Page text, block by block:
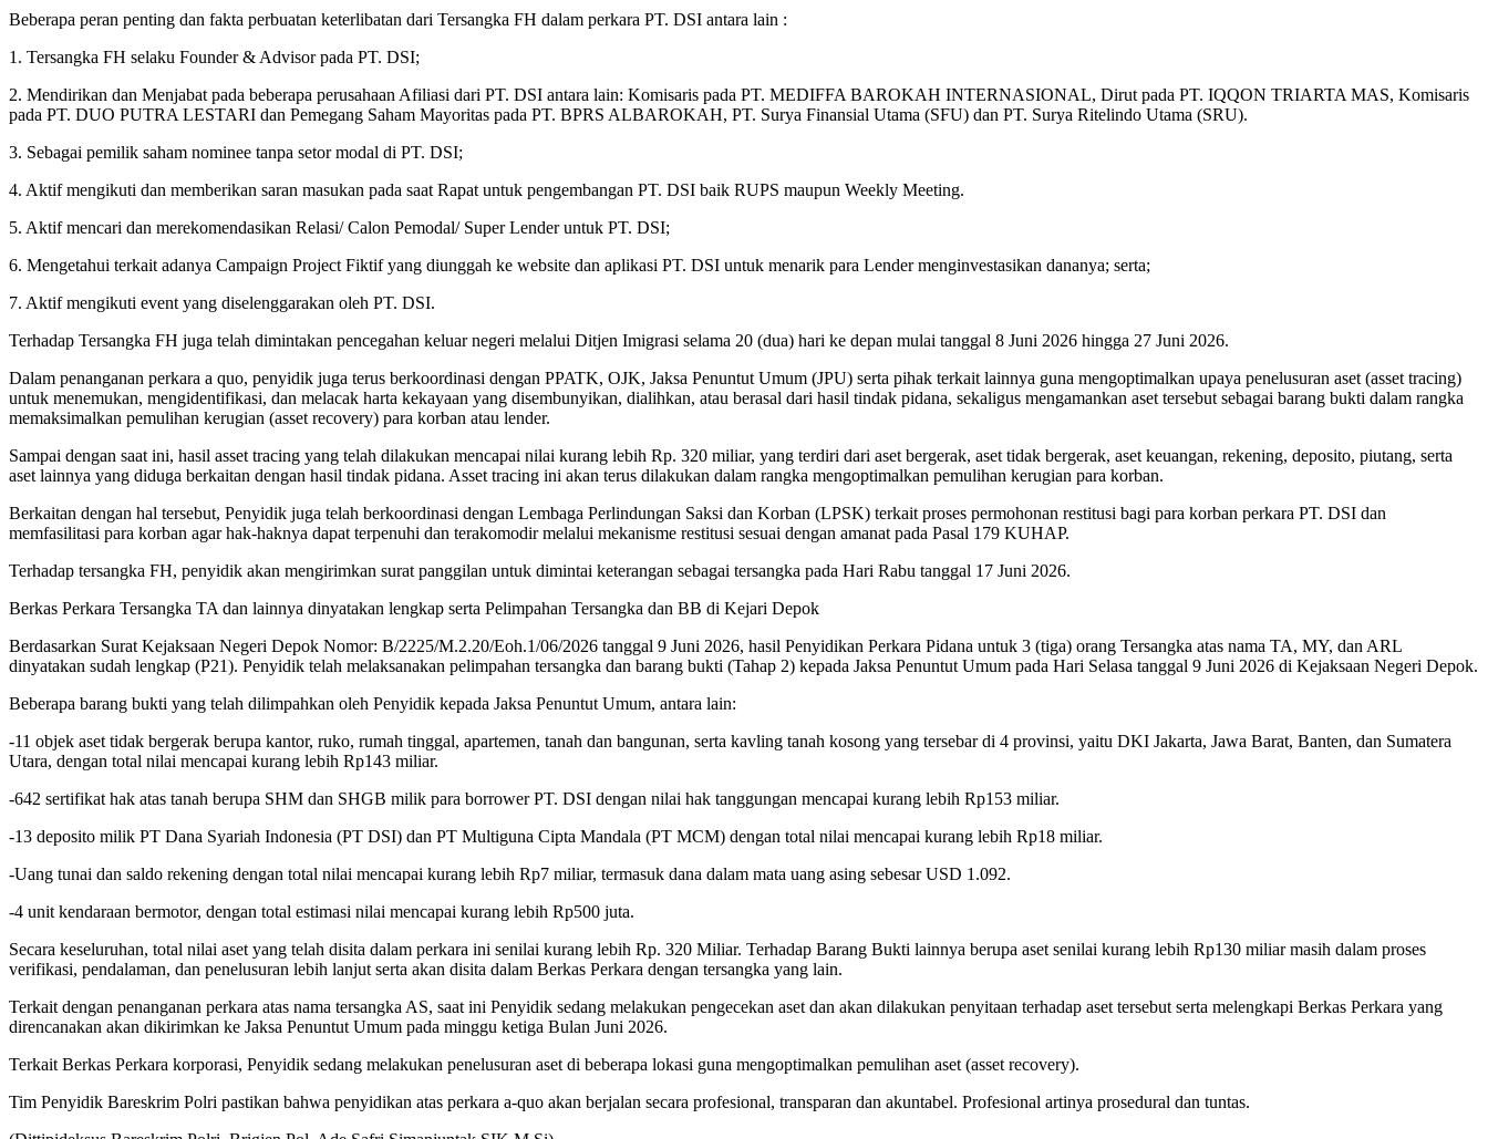
Beberapa peran penting dan fakta perbuatan keterlibatan dari Tersangka FH dalam perkara PT. DSI antara lain :
1. Tersangka FH selaku Founder & Advisor pada PT. DSI;
2. Mendirikan dan Menjabat pada beberapa perusahaan Afiliasi dari PT. DSI antara lain: Komisaris pada PT. MEDIFFA BAROKAH INTERNASIONAL, Dirut pada PT. IQQON TRIARTA MAS, Komisaris
pada PT. DUO PUTRA LESTARI dan Pemegang Saham Mayoritas pada PT. BPRS ALBAROKAH, PT. Surya Finansial Utama (SFU) dan PT. Surya Ritelindo Utama (SRU).
3. Sebagai pemilik saham nominee tanpa setor modal di PT. DSI;
4. Aktif mengikuti dan memberikan saran masukan pada saat Rapat untuk pengembangan PT. DSI baik RUPS maupun Weekly Meeting.
5. Aktif mencari dan merekomendasikan Relasi/ Calon Pemodal/ Super Lender untuk PT. DSI;
6. Mengetahui terkait adanya Campaign Project Fiktif yang diunggah ke website dan aplikasi PT. DSI untuk menarik para Lender menginvestasikan dananya; serta;
7. Aktif mengikuti event yang diselenggarakan oleh PT. DSI.
Terhadap Tersangka FH juga telah dimintakan pencegahan keluar negeri melalui Ditjen Imigrasi selama 20 (dua) hari ke depan mulai tanggal 8 Juni 2026 hingga 27 Juni 2026.
Dalam penanganan perkara a quo, penyidik juga terus berkoordinasi dengan PPATK, OJK, Jaksa Penuntut Umum (JPU) serta pihak terkait lainnya guna mengoptimalkan upaya penelusuran aset (asset tracing)
untuk menemukan, mengidentifikasi, dan melacak harta kekayaan yang disembunyikan, dialihkan, atau berasal dari hasil tindak pidana, sekaligus mengamankan aset tersebut sebagai barang bukti dalam rangka
memaksimalkan pemulihan kerugian (asset recovery) para korban atau lender.
Sampai dengan saat ini, hasil asset tracing yang telah dilakukan mencapai nilai kurang lebih Rp. 320 miliar, yang terdiri dari aset bergerak, aset tidak bergerak, aset keuangan, rekening, deposito, piutang, serta
aset lainnya yang diduga berkaitan dengan hasil tindak pidana. Asset tracing ini akan terus dilakukan dalam rangka mengoptimalkan pemulihan kerugian para korban.
Berkaitan dengan hal tersebut, Penyidik juga telah berkoordinasi dengan Lembaga Perlindungan Saksi dan Korban (LPSK) terkait proses permohonan restitusi bagi para korban perkara PT. DSI dan
memfasilitasi para korban agar hak-haknya dapat terpenuhi dan terakomodir melalui mekanisme restitusi sesuai dengan amanat pada Pasal 179 KUHAP.
Terhadap tersangka FH, penyidik akan mengirimkan surat panggilan untuk dimintai keterangan sebagai tersangka pada Hari Rabu tanggal 17 Juni 2026.
Berkas Perkara Tersangka TA dan lainnya dinyatakan lengkap serta Pelimpahan Tersangka dan BB di Kejari Depok
Berdasarkan Surat Kejaksaan Negeri Depok Nomor: B/2225/M.2.20/Eoh.1/06/2026 tanggal 9 Juni 2026, hasil Penyidikan Perkara Pidana untuk 3 (tiga) orang Tersangka atas nama TA, MY, dan ARL
dinyatakan sudah lengkap (P21). Penyidik telah melaksanakan pelimpahan tersangka dan barang bukti (Tahap 2) kepada Jaksa Penuntut Umum pada Hari Selasa tanggal 9 Juni 2026 di Kejaksaan Negeri Depok.
Beberapa barang bukti yang telah dilimpahkan oleh Penyidik kepada Jaksa Penuntut Umum, antara lain:
-11 objek aset tidak bergerak berupa kantor, ruko, rumah tinggal, apartemen, tanah dan bangunan, serta kavling tanah kosong yang tersebar di 4 provinsi, yaitu DKI Jakarta, Jawa Barat, Banten, dan Sumatera
Utara, dengan total nilai mencapai kurang lebih Rp143 miliar.
-642 sertifikat hak atas tanah berupa SHM dan SHGB milik para borrower PT. DSI dengan nilai hak tanggungan mencapai kurang lebih Rp153 miliar.
-13 deposito milik PT Dana Syariah Indonesia (PT DSI) dan PT Multiguna Cipta Mandala (PT MCM) dengan total nilai mencapai kurang lebih Rp18 miliar.
-Uang tunai dan saldo rekening dengan total nilai mencapai kurang lebih Rp7 miliar, termasuk dana dalam mata uang asing sebesar USD 1.092.
-4 unit kendaraan bermotor, dengan total estimasi nilai mencapai kurang lebih Rp500 juta.
Secara keseluruhan, total nilai aset yang telah disita dalam perkara ini senilai kurang lebih Rp. 320 Miliar. Terhadap Barang Bukti lainnya berupa aset senilai kurang lebih Rp130 miliar masih dalam proses
verifikasi, pendalaman, dan penelusuran lebih lanjut serta akan disita dalam Berkas Perkara dengan tersangka yang lain.
Terkait dengan penanganan perkara atas nama tersangka AS, saat ini Penyidik sedang melakukan pengecekan aset dan akan dilakukan penyitaan terhadap aset tersebut serta melengkapi Berkas Perkara yang
direncanakan akan dikirimkan ke Jaksa Penuntut Umum pada minggu ketiga Bulan Juni 2026.
Terkait Berkas Perkara korporasi, Penyidik sedang melakukan penelusuran aset di beberapa lokasi guna mengoptimalkan pemulihan aset (asset recovery).
Tim Penyidik Bareskrim Polri pastikan bahwa penyidikan atas perkara a-quo akan berjalan secara profesional, transparan dan akuntabel. Profesional artinya prosedural dan tuntas.